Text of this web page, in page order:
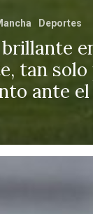
Deportes
tan solo
ante